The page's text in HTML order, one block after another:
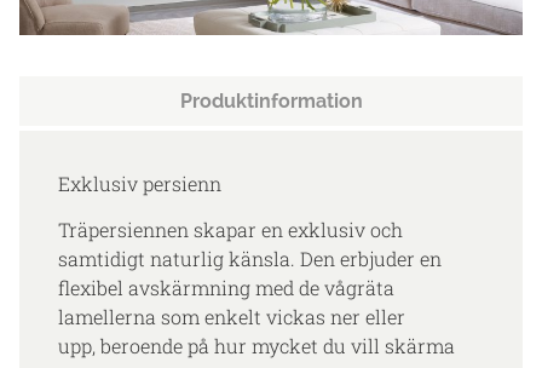
Produktinformation
Exklusiv persienn
Träpersiennen skapar en exklusiv och
samtidigt naturlig känsla. Den erbjuder en
flexibel avskärmning med de vågräta
lamellerna som enkelt vickas ner eller
upp, beroende på hur mycket du vill skärma